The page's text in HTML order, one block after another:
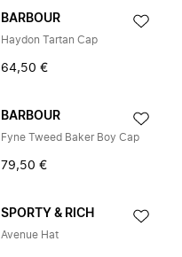
BARBOUR
Haydon Tartan Cap
64,50 €
BARBOUR
Fyne Tweed Baker Boy Cap
79,50 €
SPORTY & RICH
Avenue Hat